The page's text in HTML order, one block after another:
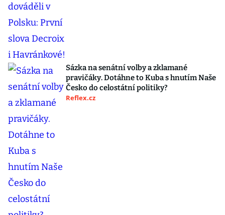
Sázka na senátní volby a zklamané
pravičáky. Dotáhne to Kuba s hnutím Naše
Česko do celostátní politiky?
Reflex.cz